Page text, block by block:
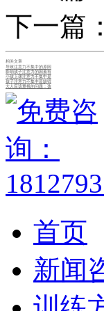
下一篇：
相关文章
导致注意力不集中的原因
影响孩子注意力的因素有
小孩上课注意力不集中是
孩子注意力不集中是缺锌
大人应该重视的问题：孩
首页
新闻